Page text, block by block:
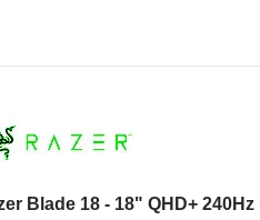
Blade 18 - 18" QHD+